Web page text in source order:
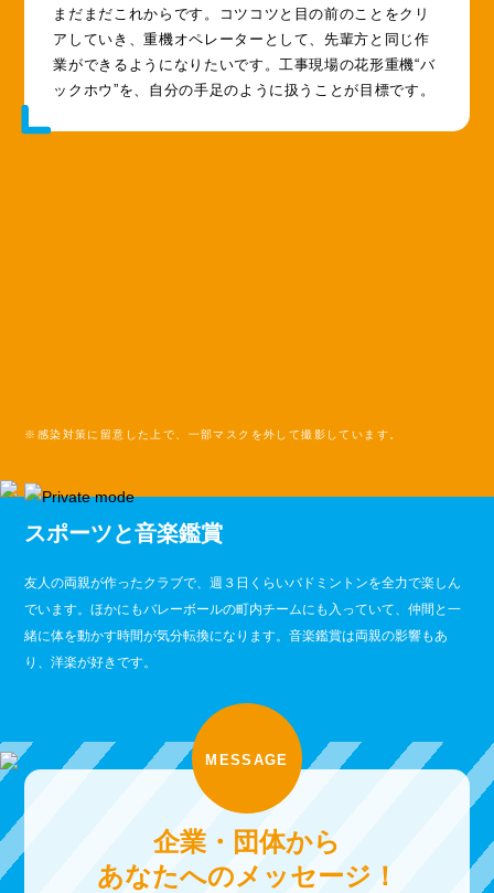
まだまだこれからです。コツコツと目の前のことをクリ
アしていき、重機オペレーターとして、先輩方と同じ作
業ができるようになりたいです。工事現場の花形重機“バ
ックホウ”を、自分の手足のように扱うことが目標です。
※感染対策に留意した上で、一部マスクを外して撮影しています。
スポーツと音楽鑑賞
友人の両親が作ったクラブで、週３日くらいバドミントンを全力で楽しん
でいます。ほかにもバレーボールの町内チームにも入っていて、仲間と一
緒に体を動かす時間が気分転換になります。音楽鑑賞は両親の影響もあ
り、洋楽が好きです。
MESSAGE
企業・団体から
あなたへのメッセージ！